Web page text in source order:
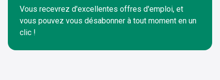
Vous recevrez d'excellentes offres d'emploi, et
vous pouvez vous désabonner à tout moment en un
clic !